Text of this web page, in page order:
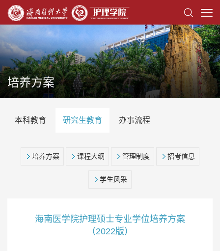
培养方案
本科教育 研究生教育 办事流程
培养方案 课程大纲 管理制度 招考信息
学生风采
海南医学院护理硕士专业学位培养方案
（2022版）